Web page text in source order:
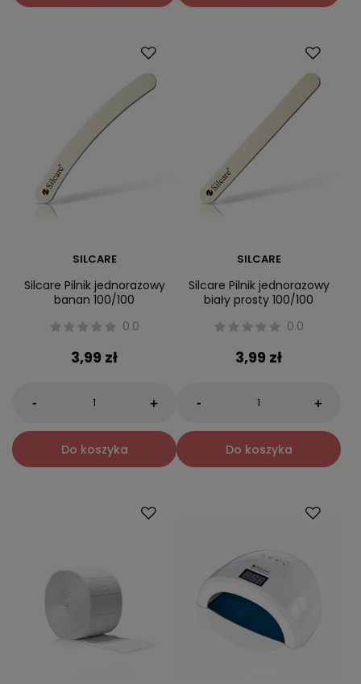
SILCARE
Silcare Pilnik jednorazowy
banan 100/100
0.0
3,99 zł
- +
Do koszyka
SILCARE
Silcare Pilnik jednorazowy
biały prosty 100/100
0.0
3,99 zł
- +
Do koszyka